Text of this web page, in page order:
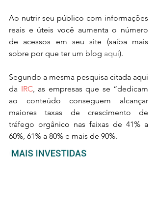
Ao nutrir seu público com informações
reais e úteis você aumenta o número
de acessos em seu site (saiba mais
sobre por que ter um blog aqui).
Segundo a mesma pesquisa citada aqui
da IRC, as empresas que se “dedicam
ao conteúdo conseguem alcançar
maiores taxas de crescimento de
tráfego orgânico nas faixas de 41% a
60%, 61% a 80% e mais de 90%.